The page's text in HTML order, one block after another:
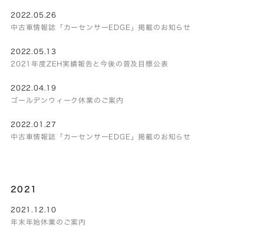
2022.05.26
中古車情報誌「カーセンサーEDGE」掲載のお知らせ
2022.05.13
2021年度ZEH実績報告と今後の普及目標公表
2022.04.19
ゴールデンウィーク休業のご案内
2022.01.27
中古車情報誌「カーセンサーEDGE」掲載のお知らせ
2021
2021.12.10
年末年始休業のご案内